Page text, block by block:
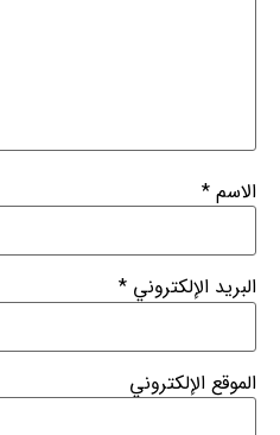
الاسم *
البريد الإلكتروني *
الموقع الإلكتروني